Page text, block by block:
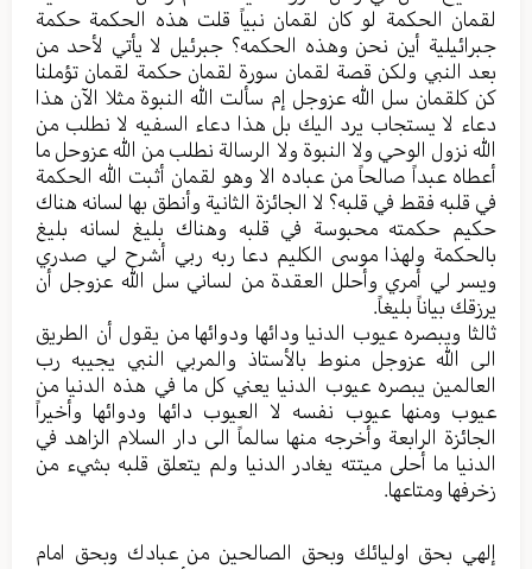
لقمان الحكمة لو كان لقمان نبياً قلت هذه الحكمة حكمة
جبرائيلية أين نحن وهذه الحكمه؟ جبرئيل لا يأتي لأحد من
بعد النبي ولكن قصة لقمان سورة لقمان حكمة لقمان تؤملنا
كن كلقمان سل الله عزوجل إم سألت الله النبوة مثلا الآن هذا
دعاء لا يستجاب يرد اليك بل هذا دعاء السفيه لا نطلب من
الله نزول الوحي ولا النبوة ولا الرسالة نطلب من الله عزوحل ما
أعطاه عبداً صالحاً من عباده الا وهو لقمان أثبت الله الحكمة
في قلبه فقط في قلبه؟ لا الجائزة الثانية وأنطق بها لسانه هناك
حكيم حكمته محبوسة في قلبه وهناك بليغ لسانه بليغ
بالحكمة ولهذا موسى الكليم دعا ربه ربي أشرح لي صدري
ويسر لي أمري وأحلل العقدة من لساني سل الله عزوجل أن
يرزقك بياناً بليغاً.
ثالثا ويبصره عيوب الدنيا ودائها ودوائها من يقول أن الطريق
الى الله عزوجل منوط بالأستاذ والمربي النبي يجيبه رب
العالمين يبصره عيوب الدنيا يعني كل ما في هذه الدنيا من
عيوب ومنها عيوب نفسه لا العيوب دائها ودوائها وأخيراً
الجائزة الرابعة وأخرجه منها سالماً الى دار السلام الزاهد في
الدنيا ما أحلى ميتته يغادر الدنيا ولم يتعلق قلبه بشيء من
زخرفها ومتاعها.
إلهي بحق اوليائك وبحق الصالحين من عبادك وبحق امام